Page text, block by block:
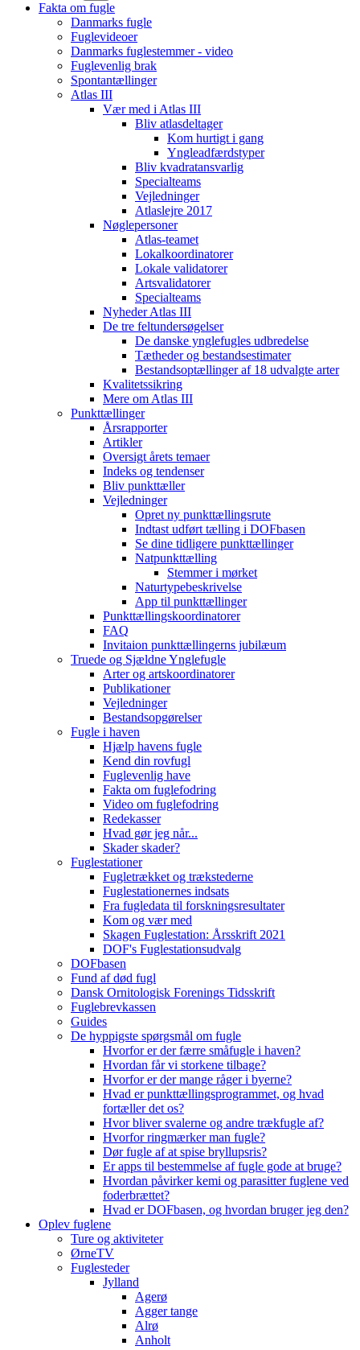
Fakta om fugle
Danmarks fugle
Fuglevideoer
Danmarks fuglestemmer - video
Fuglevenlig brak
Spontantællinger
Atlas III
Vær med i Atlas III
Bliv atlasdeltager
Kom hurtigt i gang
Yngleadfærdstyper
Bliv kvadratansvarlig
Specialteams
Vejledninger
Atlaslejre 2017
Nøglepersoner
Atlas-teamet
Lokalkoordinatorer
Lokale validatorer
Artsvalidatorer
Specialteams
Nyheder Atlas III
De tre feltundersøgelser
De danske ynglefugles udbredelse
Tætheder og bestandsestimater
Bestandsoptællinger af 18 udvalgte arter
Kvalitetssikring
Mere om Atlas III
Punkttællinger
Årsrapporter
Artikler
Oversigt årets temaer
Indeks og tendenser
Bliv punkttæller
Vejledninger
Opret ny punkttællingsrute
Indtast udført tælling i DOFbasen
Se dine tidligere punkttællinger
Natpunkttælling
Stemmer i mørket
Naturtypebeskrivelse
App til punkttællinger
Punkttællingskoordinatorer
FAQ
Invitaion punkttællingerns jubilæum
Truede og Sjældne Ynglefugle
Arter og artskoordinatorer
Publikationer
Vejledninger
Bestandsopgørelser
Fugle i haven
Hjælp havens fugle
Kend din rovfugl
Fuglevenlig have
Fakta om fuglefodring
Video om fuglefodring
Redekasser
Hvad gør jeg når...
Skader skader?
Fuglestationer
Fugletrækket og trækstederne
Fuglestationernes indsats
Fra fugledata til forskningsresultater
Kom og vær med
Skagen Fuglestation: Årsskrift 2021
DOF's Fuglestationsudvalg
DOFbasen
Fund af død fugl
Dansk Ornitologisk Forenings Tidsskrift
Fuglebrevkassen
Guides
De hyppigste spørgsmål om fugle
Hvorfor er der færre småfugle i haven?
Hvordan får vi storkene tilbage?
Hvorfor er der mange råger i byerne?
Hvad er punkttællingsprogrammet, og hvad
fortæller det os?
Hvor bliver svalerne og andre trækfugle af?
Hvorfor ringmærker man fugle?
Dør fugle af at spise bryllupsris?
Er apps til bestemmelse af fugle gode at bruge?
Hvordan påvirker kemi og parasitter fuglene ved
foderbrættet?
Hvad er DOFbasen, og hvordan bruger jeg den?
Oplev fuglene
Ture og aktiviteter
ØrneTV
Fuglesteder
Jylland
Agerø
Agger tange
Alrø
Anholt